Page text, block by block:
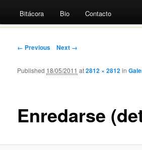
to
content
Bitácora Bio Contacto
← Previous Next →
Enredarse
Published 18/05/2011 at2812 × 2812in